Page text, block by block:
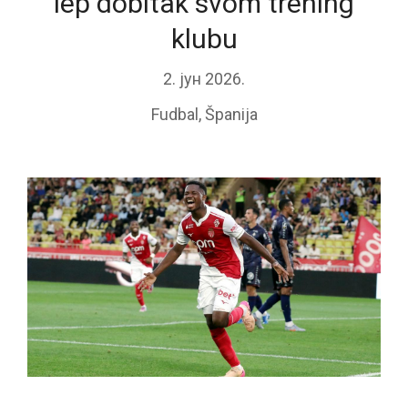
klubu
2. јун 2026.
Fudbal ,Španija